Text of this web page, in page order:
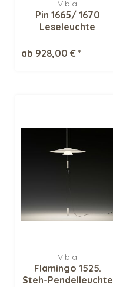
Vibia
Pin 1665/ 1670
Leseleuchte
ab 928,00 € *
Vibia
Flamingo 1525.
Steh-Pendelleuchte